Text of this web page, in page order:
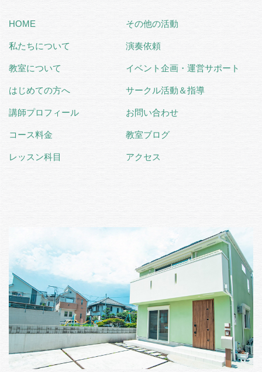
HOME
私たちについて
教室について
はじめての方へ
講師プロフィール
コース料金
レッスン科目
その他の活動
演奏依頼
イベント企画・運営サポート
サークル活動＆指導
お問い合わせ
教室ブログ
アクセス